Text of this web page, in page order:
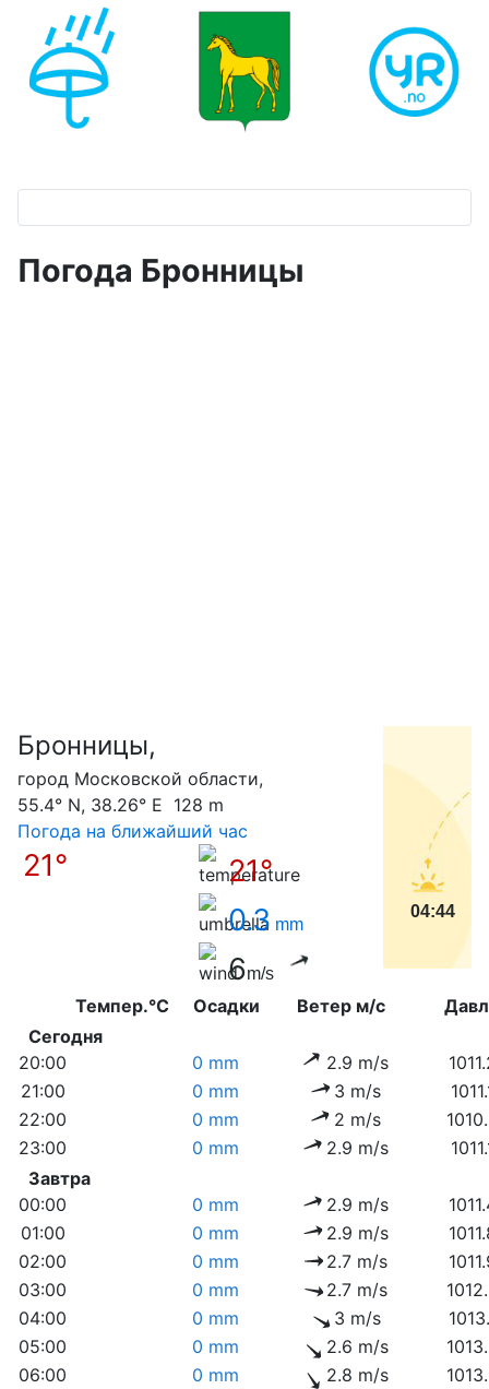
Погода Бронницы
Бронницы,
город Московской области,
55.4° N, 38.26° E 128 m
Погода на ближайший час
21°
21°
0.3 mm
6m/s
04:44
Темпер.°C Осадки Ветер м/с
Сегодня
20:00
0 mm 2.9 m/s
21:00
0 mm 3 m/s
22:00
0 mm 2 m/s
23:00
0 mm 2.9 m/s
Завтра
00:00
0 mm 2.9 m/s
01:00
0 mm 2.9 m/s
02:00
0 mm 2.7 m/s
03:00
0 mm 2.7 m/s
04:00
0 mm 3 m/s
05:00
0 mm 2.6 m/s
06:00
0 mm 2.8 m/s